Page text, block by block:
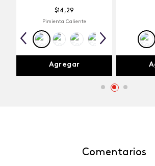
$14 ,29
Pimienta Caliente
Agregar
Comentarios